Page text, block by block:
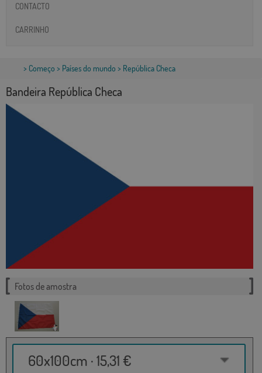
CONTACTO
CARRINHO
> Começo > Países do mundo > República Checa
Bandeira República Checa
Fotos de amostra
60x100cm · 15,31 €